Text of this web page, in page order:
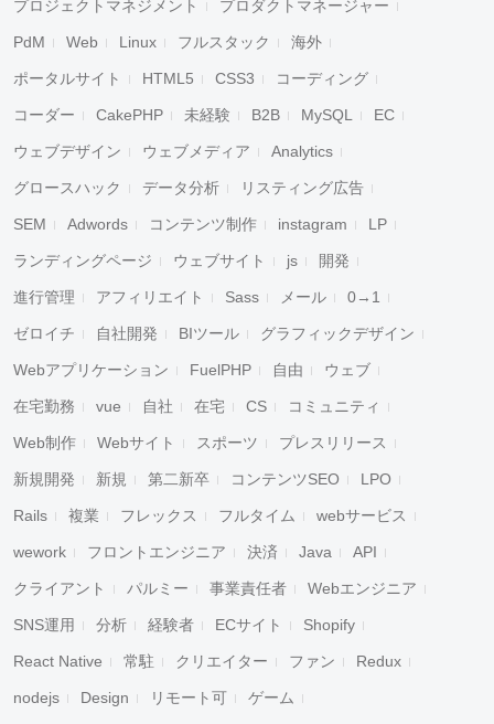
プロジェクトマネジメント プロダクトマネージャー
PdM Web Linux フルスタック 海外
ポータルサイト HTML5 CSS3 コーディング
コーダー CakePHP 未経験 B2B MySQL EC
ウェブデザイン ウェブメディア Analytics
グロースハック データ分析 リスティング広告
SEM Adwords コンテンツ制作 instagram LP
ランディングページ ウェブサイト js 開発
進行管理 アフィリエイト Sass メール 0→1
ゼロイチ 自社開発 BIツール グラフィックデザイン
Webアプリケーション FuelPHP 自由 ウェブ
在宅勤務 vue 自社 在宅 CS コミュニティ
Web制作 Webサイト スポーツ プレスリリース
新規開発 新規 第二新卒 コンテンツSEO LPO
Rails 複業 フレックス フルタイム webサービス
wework フロントエンジニア 決済 Java API
クライアント パルミー 事業責任者 Webエンジニア
SNS運用 分析 経験者 ECサイト Shopify
React Native 常駐 クリエイター ファン Redux
nodejs Design リモート可 ゲーム